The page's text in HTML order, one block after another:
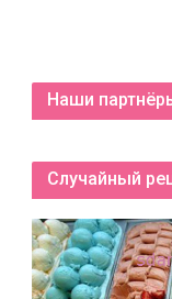
Наши
Случайный